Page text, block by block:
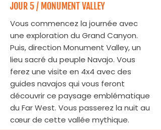
JOUR 5 / MONUMENT VALLEY
Vous commencez la journée avec
une exploration du Grand Canyon.
Puis, direction Monument Valley, un
lieu sacré du peuple Navajo. Vous
ferez une visite en 4x4 avec des
guides navajos qui vous feront
découvrir ce paysage emblématique
du Far West. Vous passerez la nuit au
cœur de cette vallée mythique.